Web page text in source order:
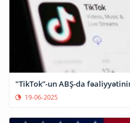
"TikTok”-un ABŞ-da
19-06-2025